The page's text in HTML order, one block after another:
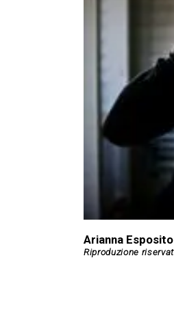
Arianna Esposito